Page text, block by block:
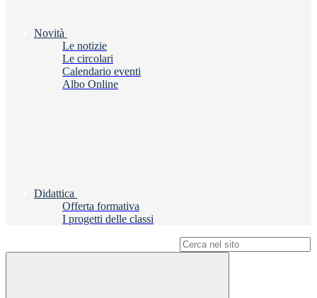
Novità
Le notizie
Le circolari
Calendario eventi
Albo Online
Didattica
Offerta formativa
I progetti delle classi